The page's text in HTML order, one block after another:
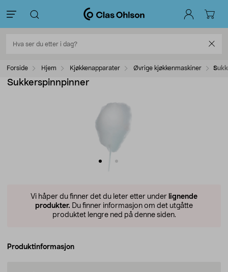
Forside Hjem Kjøkkenapparater Øvrige kjøkkenmaskiner
Sukkerspinnpinner
Vi håper du finner det du leter etter under lignende
produkter. Du finner informasjon om det utgåtte
produktet lengre ned på denne siden.
Produktinformasjon